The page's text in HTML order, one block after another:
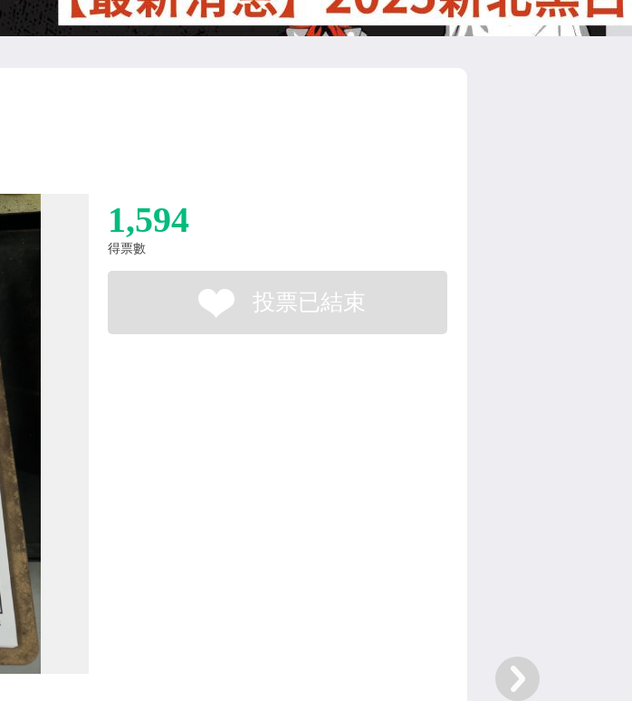
1,594
得票數
投票已結束